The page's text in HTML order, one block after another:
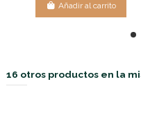
Añadir al carrito
16 otros productos en la